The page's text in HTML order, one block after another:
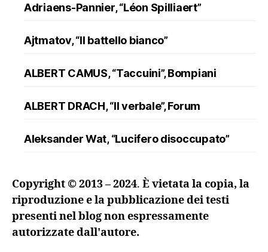
Adriaens-Pannier, “Léon Spilliaert”
Ajtmatov, “Il battello bianco”
ALBERT CAMUS, “Taccuini”, Bompiani
ALBERT DRACH, “Il verbale”, Forum
Aleksander Wat, “Lucifero disoccupato”
ranuncolo”, Oscar Mondadori
Andreev, “Lazzaro e altre novelle”
Copyright © 2013 – 2024. È vietata la copia, la
riproduzione e la pubblicazione dei testi
presenti nel blog non espressamente
autorizzate dall'autore.